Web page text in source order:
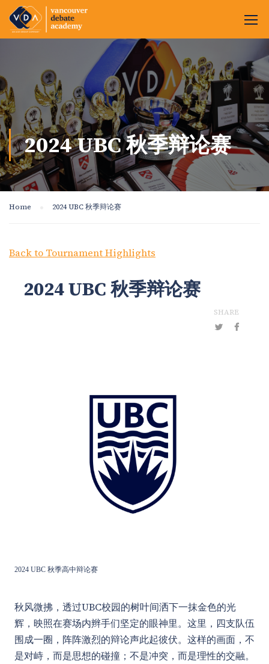
2024 UBC 秋季辩论赛
Home 2024 UBC 秋季辩论赛
Back to Tournament Highlights
2024 UBC 秋季辩论赛
SHARE
2024 UBC 秋季高中辩论赛
秋风微拂，透过UBC校园的树叶间洒下一抹金色的光
辉，映照在赛场内辫手们坚定的眼神里。这里，四支队伍
围成一圈，阵阵激烈的辩论声此起彼伏。这样的画面，不
是对峙，而是思想的碰撞；不是冲突，而是理性的交融。